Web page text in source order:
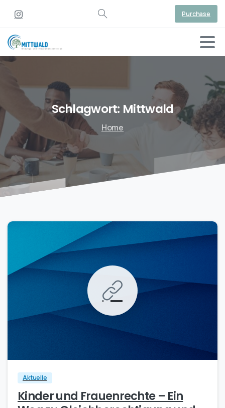
Purchase
Schlagwort: Mittwald
Home
0
Aktuelle
Kinder und Frauenrechte – Ein